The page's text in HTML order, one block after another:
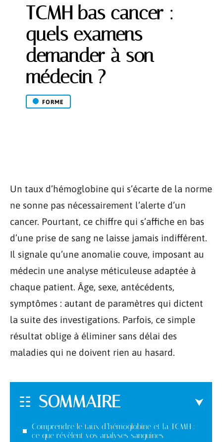
TCMH bas cancer :
quels examens
demander à son
médecin ?
FORME
Un taux d’hémoglobine qui s’écarte de la norme
ne sonne pas nécessairement l’alerte d’un
cancer. Pourtant, ce chiffre qui s’affiche en bas
d’une prise de sang ne laisse jamais indifférent.
Il signale qu’une anomalie couve, imposant au
médecin une analyse méticuleuse adaptée à
chaque patient. Âge, sexe, antécédents,
symptômes : autant de paramètres qui dictent
la suite des investigations. Parfois, ce simple
résultat oblige à éliminer sans délai des
maladies qui ne doivent rien au hasard.
SOMMAIRE
Comprendre le taux d’hémoglobine et la TCMH :
ce que révèlent vos analyses sanguines